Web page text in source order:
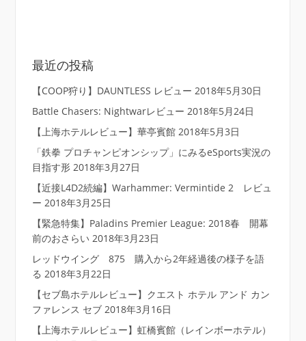
最近の投稿
【COOP狩り】DAUNTLESS レビュー 2018年5月30日
Battle Chasers: Nightwarレビュー 2018年5月24日
【上海ホテルレビュー】華亭賓館 2018年5月3日
「鉄拳 プロチャンピオンシップ」にみるeSports実況の
目指す形 2018年3月27日
【近接L4D2続編】Warhammer: Vermintide 2 レビュ
ー 2018年3月25日
【緊急特集】Paladins Premier League: 2018春 開幕
前のおさらい 2018年3月23日
レッドウイング 875 購入から2年経過後の様子を語
る 2018年3月22日
【セブ島ホテルレビュー】クエスト ホテル アンド カン
ファレンス セブ 2018年3月16日
【上海ホテルレビュー】虹橋賓館（レインボーホテル）